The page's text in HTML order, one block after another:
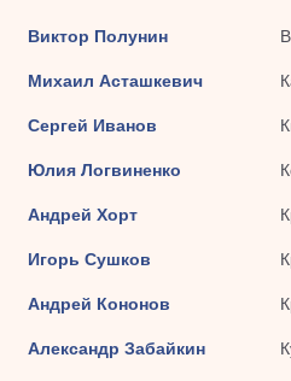
Виктор Полунин
Михаил Асташкевич
Сергей Иванов
Юлия Логвиненко
Андрей Хорт
Игорь Сушков
Андрей Кононов
Александр Забайкин